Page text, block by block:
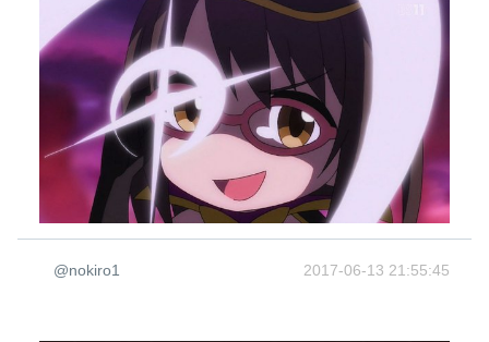
@nokiro1 2017-06-13 21:55:45